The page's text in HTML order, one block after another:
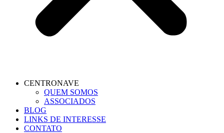
CENTRONAVE
QUEM SOMOS
ASSOCIADOS
BLOG
LINKS DE INTERESSE
CONTATO